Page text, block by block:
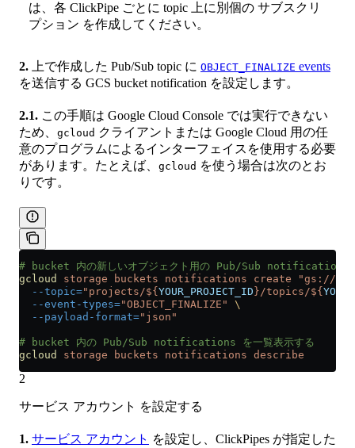
は、各 ClickPipe ごとに topic 上に別個の サブスクリ
プション を作成してください。
2. 上で作成した Pub/Sub topic に OBJECT_FINALIZE events
を送信する GCS bucket notification を設定します。
2.1. この手順は Google Cloud Console では実行できない
ため、 gcloud クライアントまたは Google Cloud 用の任
意のプログラムによるインターフェイスを使用する必要
があります。たとえば、 gcloud を使う場合は次のとお
りです。
# bucket 内の新しいオブジェクト用の Pub/Sub notification
gcloud
storage buckets notifications create "gs://${
  --topic=
"projects/${ YOUR_PROJECT_ID }/topics/${
  --event-types=
"OBJECT_FINALIZE"
\
  --payload-format=
"json"
# bucket 内の Pub/Sub notifications を一覧表示する
gcloud
storage buckets notifications describe
2
サービス アカウント を設定する
1. サービス アカウント を設定し、ClickPipes が指定した